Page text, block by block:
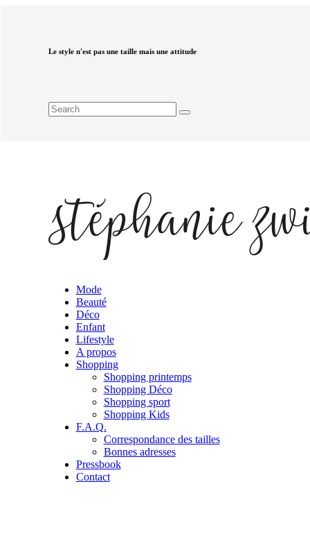
Le style n'est pas une taille mais une attitude
Mode
Beauté
Déco
Enfant
Lifestyle
A propos
Shopping
Shopping printemps
Shopping Déco
Shopping sport
Shopping Kids
F.A.Q.
Correspondance des tailles
Bonnes adresses
Pressbook
Contact